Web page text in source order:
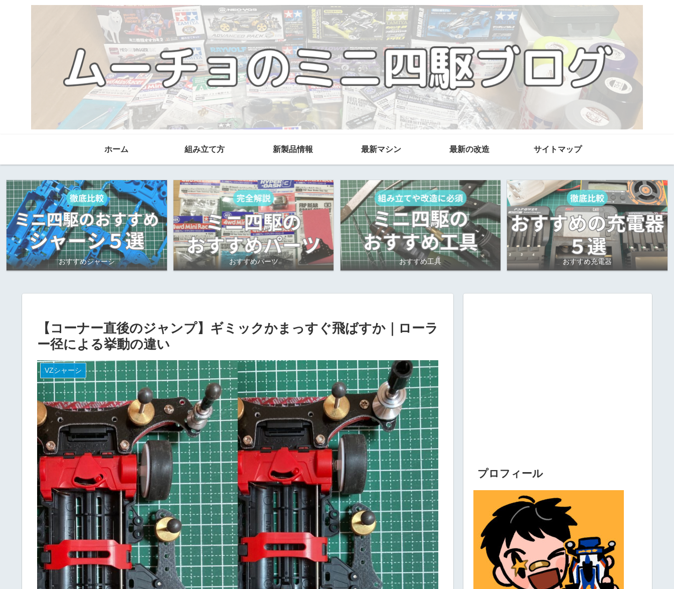
ホーム 組み立て方 新製品情報 最新マシン 最新の改造 サイトマップ
おすすめシャーシ おすすめパーツ おすすめ工具 おすすめ充電器
【コーナー直後のジャンプ】ギミックかまっすぐ飛ばすか｜ローラ
ー径による挙動の違い
VZシャーシ
プロフィール